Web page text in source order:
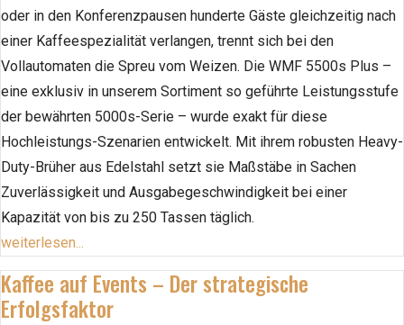
oder in den Konferenzpausen hunderte Gäste gleichzeitig nach
einer Kaffeespezialität verlangen, trennt sich bei den
Vollautomaten die Spreu vom Weizen. Die WMF 5500s Plus –
eine exklusiv in unserem Sortiment so geführte Leistungsstufe
der bewährten 5000s-Serie – wurde exakt für diese
Hochleistungs-Szenarien entwickelt. Mit ihrem robusten Heavy-
Duty-Brüher aus Edelstahl setzt sie Maßstäbe in Sachen
Zuverlässigkeit und Ausgabegeschwindigkeit bei einer
Kapazität von bis zu 250 Tassen täglich.
weiterlesen...
Kaffee auf Events – Der strategische
Erfolgsfaktor